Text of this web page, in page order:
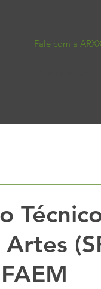
Fale com a